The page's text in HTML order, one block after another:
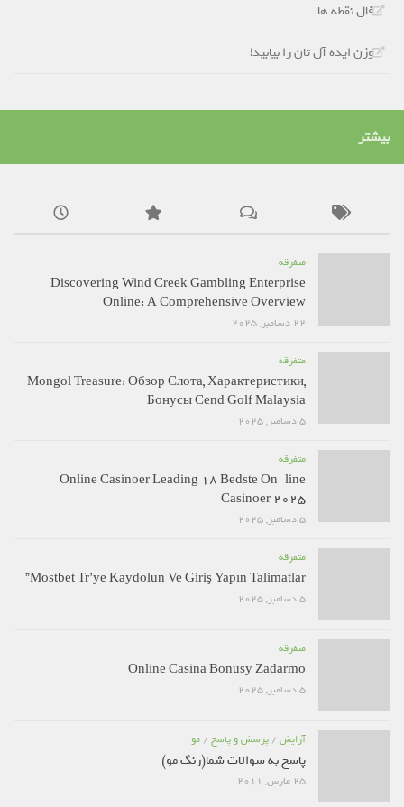
فال نقطه ها
وزن ایده آل تان را بیابید!
بیشتر
متفرقه
Discovering Wind Creek Gambling Enterprise
Online: A Comprehensive Overview
22 دسامبر, 2025
متفرقه
Mongol Treasure: Обзор Слота, Характеристики,
Бонусы Cend Golf Malaysia
5 دسامبر, 2025
متفرقه
Online Casinoer Leading 18 Bedste On-line
Casinoer 2025
5 دسامبر, 2025
متفرقه
Mostbet Tr’ye Kaydolun Ve Giriş Yapın Talimatlar”
5 دسامبر, 2025
متفرقه
Online Casina Bonusy Zadarmo ️
5 دسامبر, 2025
آرایش / پرسش و پاسخ / مو
پاسخ به سوالات شما(رنگ مو)
25 مارس, 2011